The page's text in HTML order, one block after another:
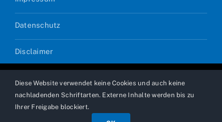
Datenschutz
Disclaimer
© Copyright 2026 Schreinerei Andreas Elsässer | Powered
byDOPS
Diese Website verwendet keine Cookies und auch keine
nachladenden Schriftarten. Externe Inhalte werden bis zu
Ihrer Freigabe blockiert.